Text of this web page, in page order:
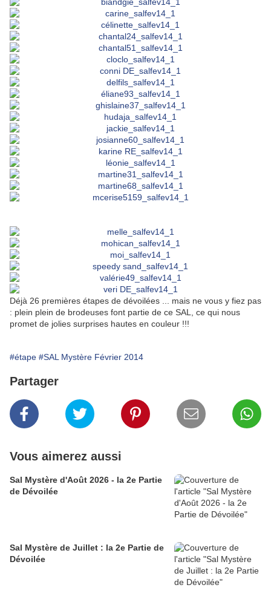
Déjà 26 premières étapes de dévoilées ... mais ne vous y fiez pas
: plein plein de brodeuses font partie de ce SAL, ce qui nous
promet de jolies surprises hautes en couleur !!!
#étape #SAL Mystère Février 2014
Partager
Vous aimerez aussi
Sal Mystère d'Août 2026 - la 2e Partie
de Dévoilée
Sal Mystère de Juillet : la 2e Partie de
Dévoilée